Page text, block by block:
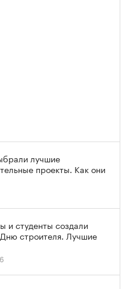
лучшие
проекты. Как они
и студенты создали
строителя. Лучшие